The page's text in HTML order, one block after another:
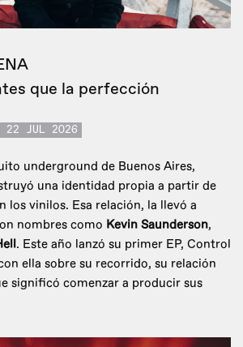
que la perfección
22 JUL 2026
underground de Buenos Aires,
una identidad propia a partir de
los vinilos. Esa relación, la llevó a
nombres como Kevin Saunderson,
. Este año lanzó su primer EP, Control
ella sobre su recorrido, su relación
significó comenzar a producir sus